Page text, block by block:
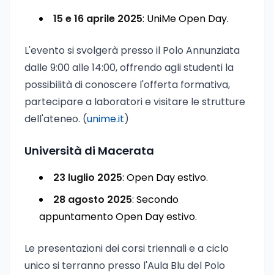
15 e 16 aprile 2025: UniMe Open Day.
L'evento si svolgerà presso il Polo Annunziata
dalle 9:00 alle 14:00, offrendo agli studenti la
possibilità di conoscere l'offerta formativa,
partecipare a laboratori e visitare le strutture
dell'ateneo. (unime.it)
Università di Macerata
23 luglio 2025: Open Day estivo.
28 agosto 2025: Secondo
appuntamento Open Day estivo.
Le presentazioni dei corsi triennali e a ciclo
unico si terranno presso l'Aula Blu del Polo